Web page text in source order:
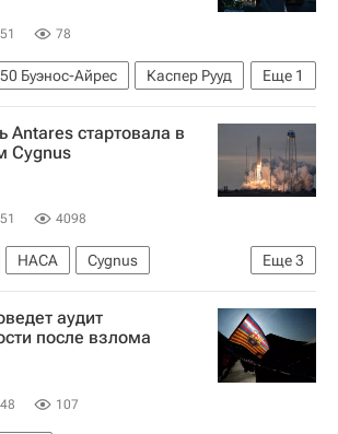
78
Еще 1
Буэнос-Айрес
Каспер Рууд
Antares стартовала в
Cygnus
4098
Еще3
НАСА
Cygnus
станция (МКС)
аудит
после взлома
107